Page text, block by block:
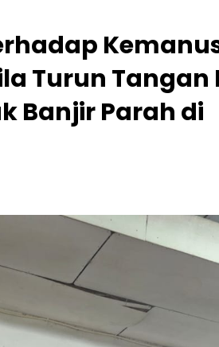
Turun Tangan
Banjir Parah di